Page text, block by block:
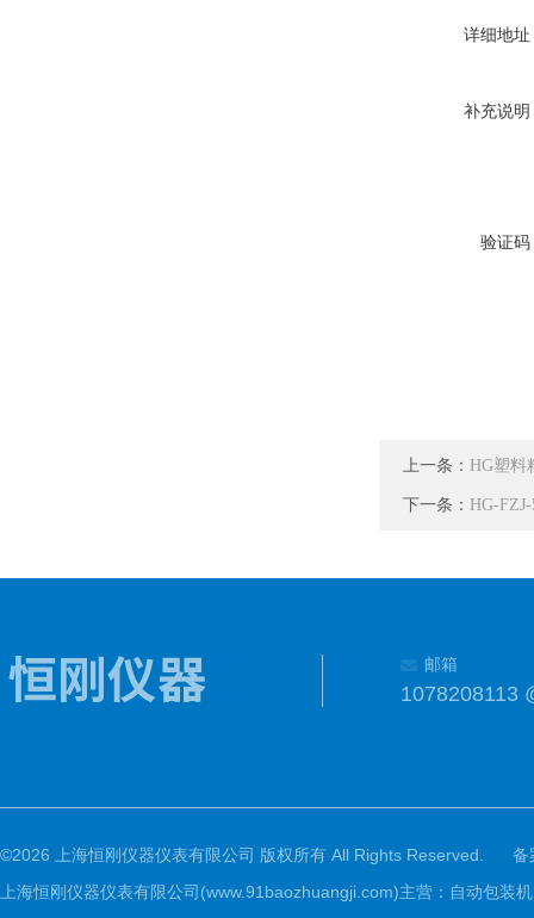
详细地址
补充说明
验证码
上一条： HG塑料
下一条： HG-
邮箱
1078208113
©2026 上海恒刚仪器仪表有限公司 版权所有 All Rights Reserved.
备
上海恒刚仪器仪表有限公司(www.91baozhuangji.com)主营：自动包